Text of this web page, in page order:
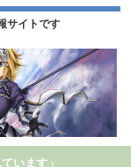
サイトです
います」